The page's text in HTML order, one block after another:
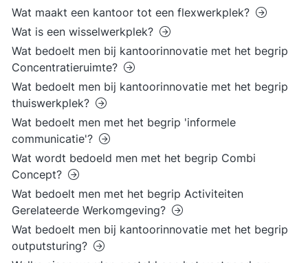
Wat maakt een kantoor tot een flexwerkplek?
Wat is een wisselwerkplek?
Wat bedoelt men bij kantoorinnovatie met het begrip
Concentratieruimte?
Wat bedoelt men bij kantoorinnovatie met het begrip
thuiswerkplek?
Wat bedoelt men met het begrip 'informele
communicatie'?
Wat wordt bedoeld men met het begrip Combi
Concept?
Wat bedoelt men met het begrip Activiteiten
Gerelateerde Werkomgeving?
Wat bedoelt men bij kantoorinnovatie met het begrip
outputsturing?